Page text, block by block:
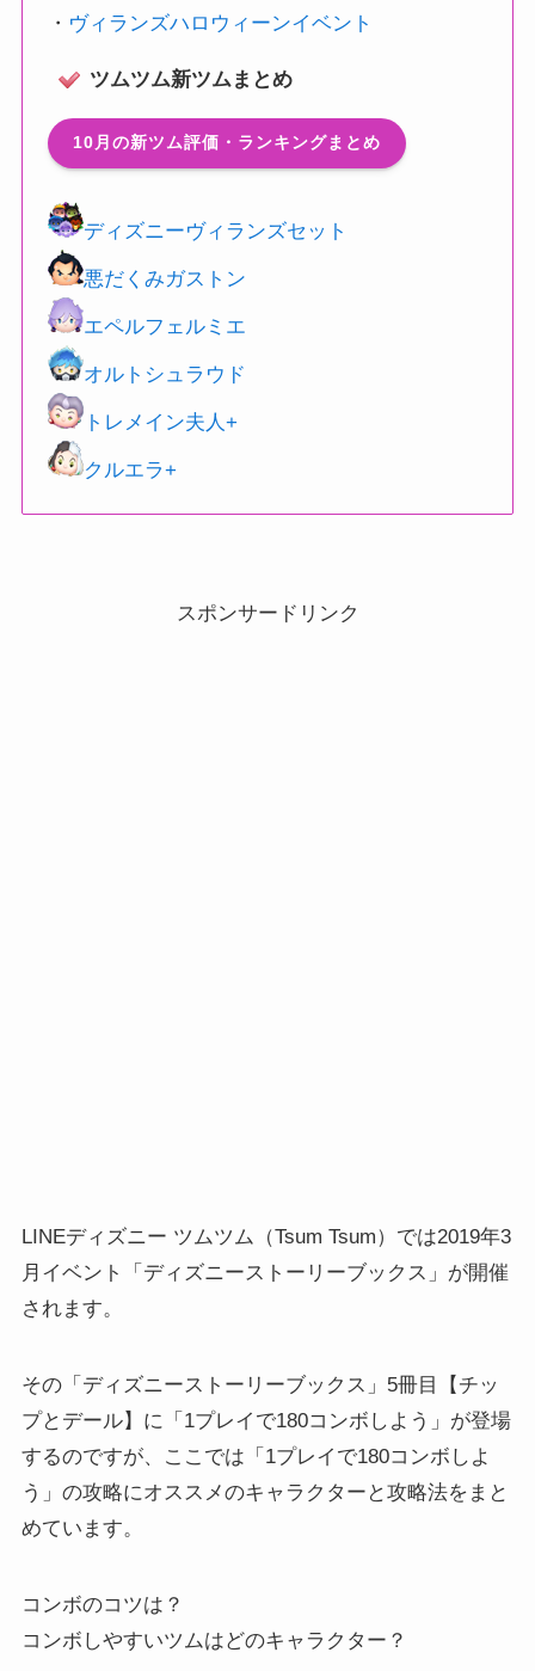
・ ヴィランズハロウィーンイベント
ツムツム新ツムまとめ
10月の新ツム評価・ランキングまとめ
ディズニーヴィランズセット
悪だくみガストン
エペルフェルミエ
オルトシュラウド
トレメイン夫人+
クルエラ+
スポンサードリンク
LINEディズニー ツムツム（Tsum Tsum）では2019年3
月イベント「ディズニーストーリーブックス」が開催
されます。
その「ディズニーストーリーブックス」5冊目【チッ
プとデール】に「1プレイで180コンボしよう」が登場
するのですが、ここでは「1プレイで180コンボしよ
う」の攻略にオススメのキャラクターと攻略法をまと
めています。
コンボのコツは？
コンボしやすいツムはどのキャラクター？